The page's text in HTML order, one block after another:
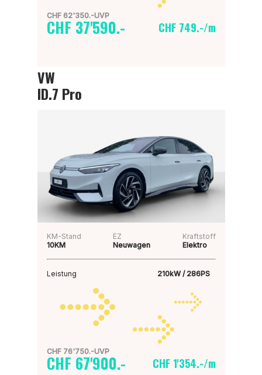
CHF 62'350.-UVP
CHF 37'590.- CHF 749.-/m
VW
ID.7 Pro
KM-Stand
10KM
EZ
Neuwagen
Kraftstoff
Elektro
Leistung 210kW / 286PS
CHF 76'750.-UVP
CHF 67'900.- CHF 1'354.-/m